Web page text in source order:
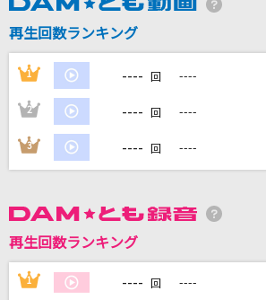
カラオケをもっと楽しもう！
再生回数ランキング
1 ---- 回 ----
2 ---- 回 ----
3 ---- 回 ----
再生回数ランキング
1 ---- 回 ----